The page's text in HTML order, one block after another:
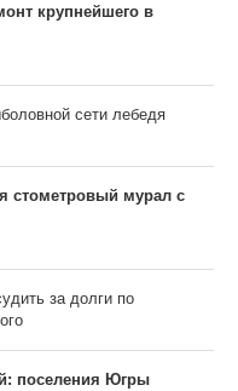
крупнейшего в
сети лебедя
стометровый мурал с
за долги по
поселения Югры